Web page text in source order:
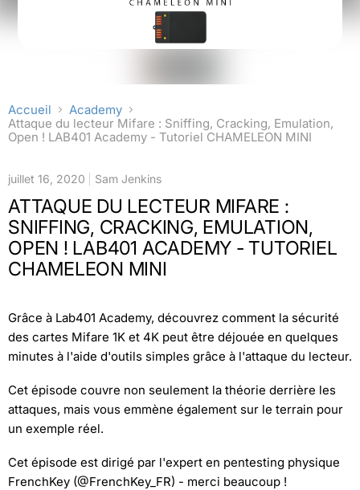
Accueil
Academy
Attaque du lecteur Mifare : Sniffing, Cracking, Emulation,
Open ! LAB401 Academy - Tutoriel CHAMELEON MINI
juillet 16, 2020 Sam Jenkins
ATTAQUE DU LECTEUR MIFARE :
SNIFFING, CRACKING, EMULATION,
OPEN ! LAB401 ACADEMY - TUTORIEL
CHAMELEON MINI
Grâce à Lab401 Academy, découvrez comment la sécurité
des cartes Mifare 1K et 4K peut être déjouée en quelques
minutes à l'aide d'outils simples grâce à l'attaque du lecteur.
Cet épisode couvre non seulement la théorie derrière les
attaques, mais vous emmène également sur le terrain pour
un exemple réel.
Cet épisode est dirigé par l'expert en pentesting physique
FrenchKey (@FrenchKey_FR) - merci beaucoup !